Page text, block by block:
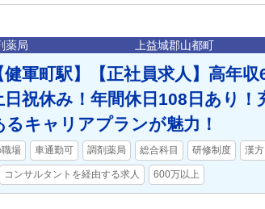
薬局 上益城郡山都町
健軍町駅】【正社員求人】高年
日祝休み！年間休日108日あり
るキャリアプランが魅力！
場 車通勤可 調剤薬局 総合科目 研修制度 漢方
コンサルタントを経由する求人 600万以上